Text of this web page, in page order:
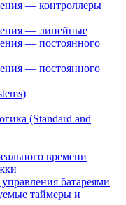
— контроллеры
— линейные
— постоянного
— постоянного
(Standard and
времени
батареями
таймеры и